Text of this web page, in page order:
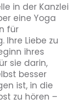
in der Kanzlei
eine Yoga
für
Liebe zu
ihres
sie darin,
besser
ist, in die
zu hören –